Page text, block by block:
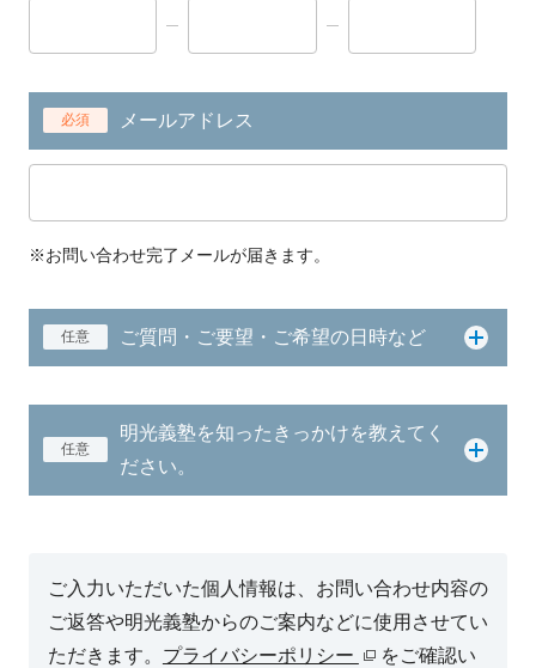
必須 メールアドレス
※お問い合わせ完了メールが届きます。
任意 ご質問・ご要望・ご希望の日時など
任意
明光義塾を知ったきっかけを教えてく
ださい。
ご入力いただいた個人情報は、お問い合わせ内容の
ご返答や明光義塾からのご案内などに使用させてい
ただきます。 プライバシーポリシー をご確認い